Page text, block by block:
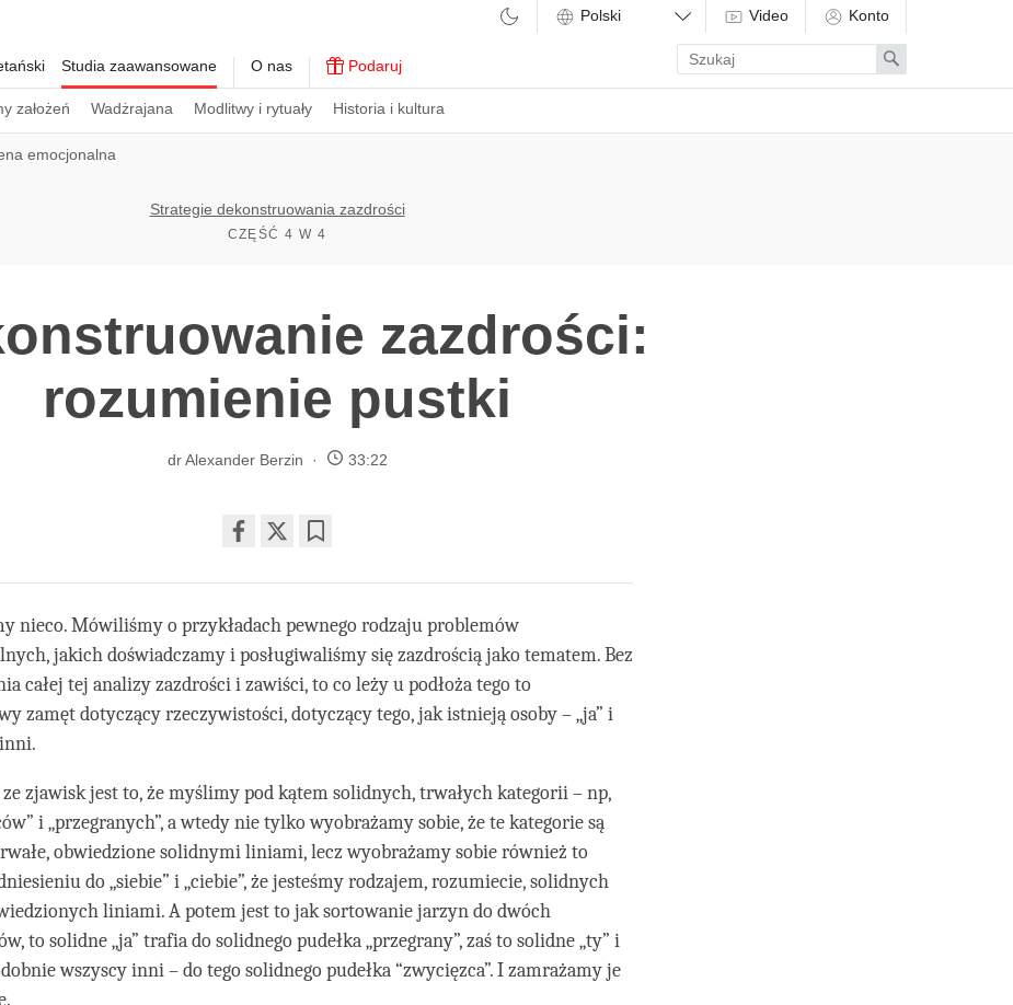
Studia zaawansowane
założeń Wadżrajana Modlitwy i rytuały Historia i kultura
O nas Podaruj
Video Konto
Enter
search
term
Search
emocjonalna
Strategie dekonstruowania zazdrości
CZĘŚĆ 4 W 4
zazdrości:
rozumienie pustki
dr Alexander Berzin 33:22
on
facebook
nieco. Mówiliśmy o przykładach pewnego rodzaju problemów
jakich doświadczamy i posługiwaliśmy się zazdrością jako tematem. Bez
całej tej analizy zazdrości i zawiści, to co leży u podłoża tego to
zamęt dotyczący rzeczywistości, dotyczący tego, jak istnieją osoby – „ja” i
inni.
zjawisk jest to, że myślimy pod kątem solidnych, trwałych kategorii – np,
i „przegranych”, a wtedy nie tylko wyobrażamy sobie, że te kategorie są
obwiedzione solidnymi liniami, lecz wyobrażamy sobie również to
do „siebie” i „ciebie”, że jesteśmy rodzajem, rozumiecie, solidnych
liniami. A potem jest to jak sortowanie jarzyn do dwóch
to solidne „ja” trafia do solidnego pudełka „przegrany”, zaś to solidne „ty” i
wszyscy inni – do tego solidnego pudełka “zwycięzca”. I zamrażamy je